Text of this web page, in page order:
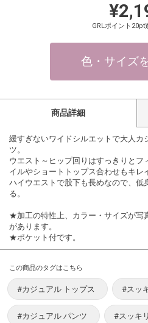
GRLポイント20pt
色・サイズ
商品詳細
緩すぎないワイドシルエットで大人カ
ツ。
ウエスト～ヒップ回りはすっきりとフ
イルやショートトップス合わせもキレ
ハイウエストで股下も長めなので、低
る。
★加工の特性上、カラー・サイズが写
があります。
★ポケット付です。
この商品のタグはこちら
#カジュアル トップス #スッ
#カジュアル パンツ #スッキ